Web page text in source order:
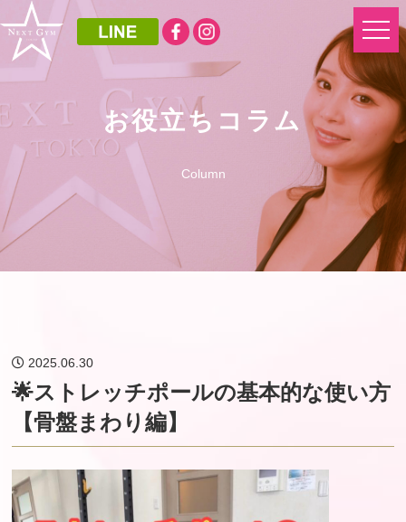
お役立ちコラム
Column
2025.06.30
🌟ストレッチポールの基本的な使い方
【骨盤まわり編】